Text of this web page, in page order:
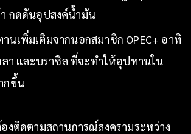
กดดันอุปสงค์น้ำมัน
นเพิ่มเติมจากนอกสมาชิก OPEC+ อาทิ
ลา และบราซิล ที่จะทำให้อุปทานใน
กขึ้น
งติดตามสถานการณ์สงครามระหว่าง